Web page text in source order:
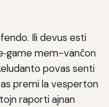
Ili devus esti
mem-vanĉon
povas senti
premi la vesperton
raporti ajnan